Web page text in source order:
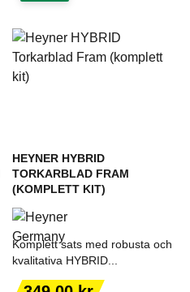
HEYNER HYBRID
TORKARBLAD FRAM
(KOMPLETT KIT)
Komplett sats med robusta och
kvalitativa HYBRID...
Pris